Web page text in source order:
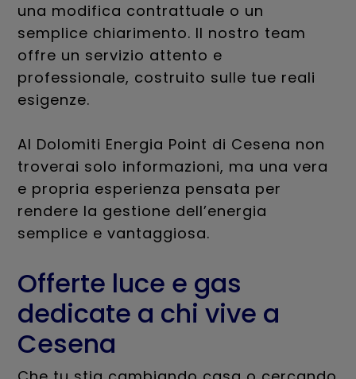
una modifica contrattuale o un
semplice chiarimento. Il nostro team
offre un servizio attento e
professionale, costruito sulle tue reali
esigenze.
Al Dolomiti Energia Point di Cesena non
troverai solo informazioni, ma una vera
e propria esperienza pensata per
rendere la gestione dell’energia
semplice e vantaggiosa.
Offerte luce e gas
dedicate a chi vive a
Cesena